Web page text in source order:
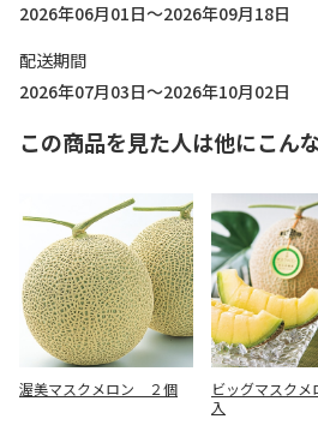
2026年06月01日～2026年09月18日
配送期間
2026年07月03日～2026年10月02日
この商品を見た人は他にこん
渥美マスクメロン ２個
ビッグマスク
入